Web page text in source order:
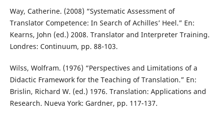
Way, Catherine. (2008) “Systematic Assessment of
Translator Competence: In Search of Achilles’ Heel.” En:
Kearns, John (ed.) 2008. Translator and Interpreter Training.
Londres: Continuum, pp. 88-103.
Wilss, Wolfram. (1976) “Perspectives and Limitations of a
Didactic Framework for the Teaching of Translation.” En:
Brislin, Richard W. (ed.) 1976. Translation: Applications and
Research. Nueva York: Gardner, pp. 117-137.